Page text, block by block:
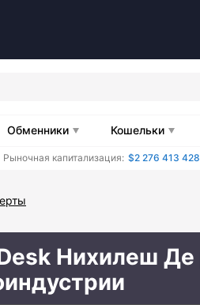
Обменники Кошельки
Рыночная капитализация: $2 276 413
Нихилеш Де